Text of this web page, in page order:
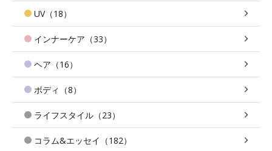
UV（18）
インナーケア（33）
ヘア（16）
ボディ（8）
ライフスタイル（23）
コラム&エッセイ（182）